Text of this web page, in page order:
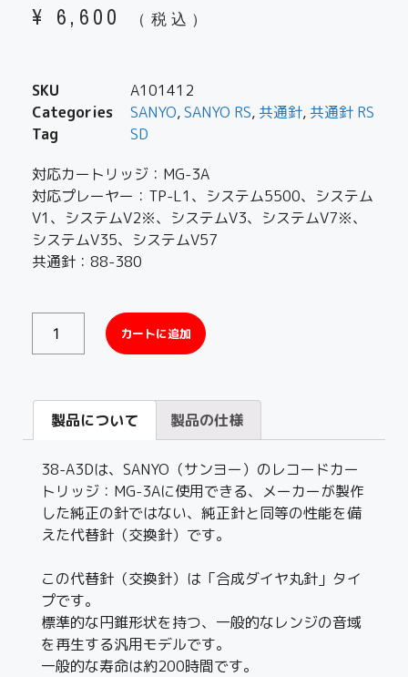
¥ 6,600 （税込）
SKU
A101412
Categories
SANYO,SANYO RS, 共通針, 共通針 RS
Tag
SD
対応カートリッジ：MG-3A
対応プレーヤー：TP-L1、システム5500、システム
V1、システムV2※、システムV3、システムV7※、
システムV35、システムV57
共通針：88-380
カートに追加
製品について 製品の仕様
38-A3Dは、SANYO（サンヨー）のレコードカー
トリッジ：MG-3Aに使用できる、メーカーが製作
した純正の針ではない、純正針と同等の性能を備
えた代替針（交換針）です。
この代替針（交換針）は「合成ダイヤ丸針」タイ
プです。
標準的な円錐形状を持つ、一般的なレンジの音域
を再生する汎用モデルです。
一般的な寿命は約200時間です。